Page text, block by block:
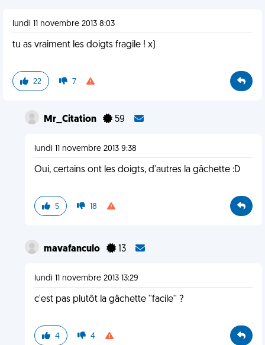
lundi 11 novembre 2013 8:03
tu as vraiment les doigts fragile ! x)
22 7
Mr_Citation 59
lundi 11 novembre 2013 9:38
Oui, certains ont les doigts, d'autres la gâchette :D
5 18
mavafanculo 13
lundi 11 novembre 2013 13:29
c'est pas plutôt la gâchette ''facile'' ?
4 4